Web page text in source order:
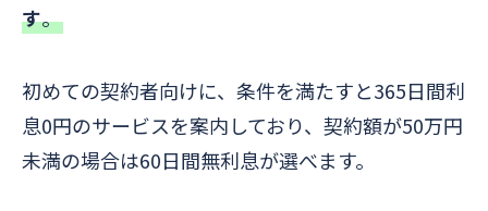
す。
初めての契約者向けに、条件を満たすと365日間利
息0円のサービスを案内しており、契約額が50万円
未満の場合は60日間無利息が選べます。